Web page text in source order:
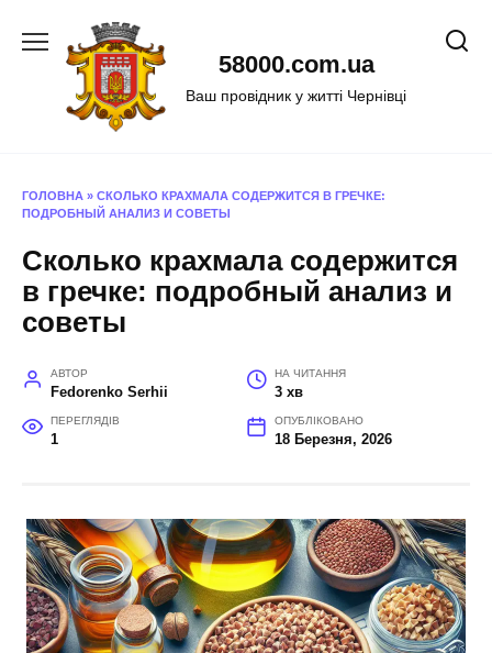
58000.com.ua
Ваш провідник у житті Чернівці
ГОЛОВНА » СКОЛЬКО КРАХМАЛА СОДЕРЖИТСЯ В ГРЕЧКЕ:
ПОДРОБНЫЙ АНАЛИЗ И СОВЕТЫ
Сколько крахмала содержится
в гречке: подробный анализ и
советы
АВТОР
Fedorenko Serhii
НА ЧИТАННЯ
3 хв
ПЕРЕГЛЯДІВ
1
ОПУБЛІКОВАНО
18 Березня, 2026